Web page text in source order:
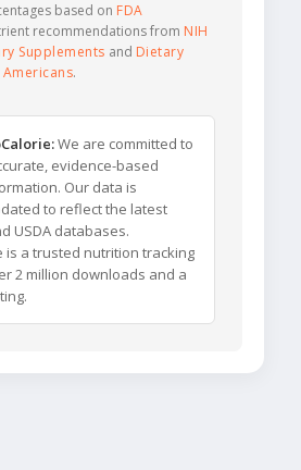
based on FDA
recommendations from NIH
Supplements and Dietary
.
We are committed to
evidence-based
Our data is
to reflect the latest
USDA databases.
is a trusted nutrition tracking
2 million downloads and a